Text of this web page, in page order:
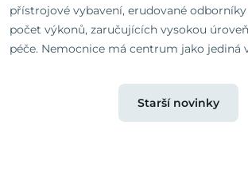
přístrojové vybavení, erudované
počet výkonů, zaručujících vysokou
péče. Nemocnice má centrum jako jediná
Starší novinky